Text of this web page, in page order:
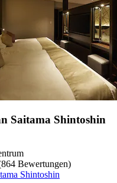
Saitama Shintoshin
Bewertungen)
Shintoshin